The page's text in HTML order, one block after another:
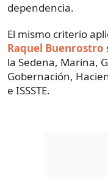
dependencia.
El mismo criterio
Raquel Buenrostro
la Sedena, Marina,
Gobernación,
e ISSSTE.